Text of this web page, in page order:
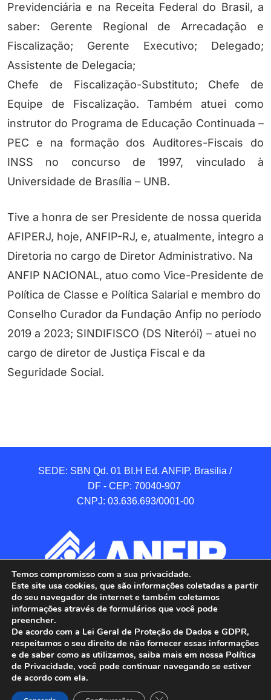
Previdenciária e na Receita Federal do Brasil, a
saber: Gerente Regional de Arrecadação e
Fiscalização; Gerente Executivo; Delegado;
Assistente de Delegacia;
Chefe de Fiscalização-Substituto; Chefe de
Equipe de Fiscalização. Também atuei como
instrutor do Programa de Educação Continuada –
PEC e na formação dos Auditores-Fiscais do
INSS no concurso de 1997, vinculado à
Universidade de Brasília – UNB.
Tive a honra de ser Presidente de nossa querida
AFIPERJ, hoje, ANFIP-RJ, e, atualmente, integro a
Diretoria no cargo de Diretor Administrativo. Na
ANFIP NACIONAL, atuo como Vice-Presidente de
Política de Classe e Política Salarial e membro do
Conselho Curador da Fundação Anfip no período
2019 a 2023; SINDIFISCO (DS Niterói) – atuei no
cargo de diretor de Justiça Fiscal e da
Seguridade Social.
SEDE: SBN Qd. 01 BI.H Ed. ANFIP, Brasilia /
DF - CEP: 70040-907
CNPJ: 03.636.693/0001-00
ANFIP - Associação Nacional dos Auditores
Fiscais da Receita Federal do Brasil.
Todos os Direitos Reservados.
Temos compromisso com a sua privacidade.
Este site usa cookies, que são informações coletadas a partir
do seu navegador de internet e também coletamos
informações através de formulários que você pode
preencher.
De acordo com a Lei Geral de Proteção de Dados e GDPR,
respeitamos o seu direito de não fornecer essas informações
e de saber como as utilizamos, saiba mais em nossa Política
de Privacidade, você pode continuar navegando se estiver
de acordo com ela.